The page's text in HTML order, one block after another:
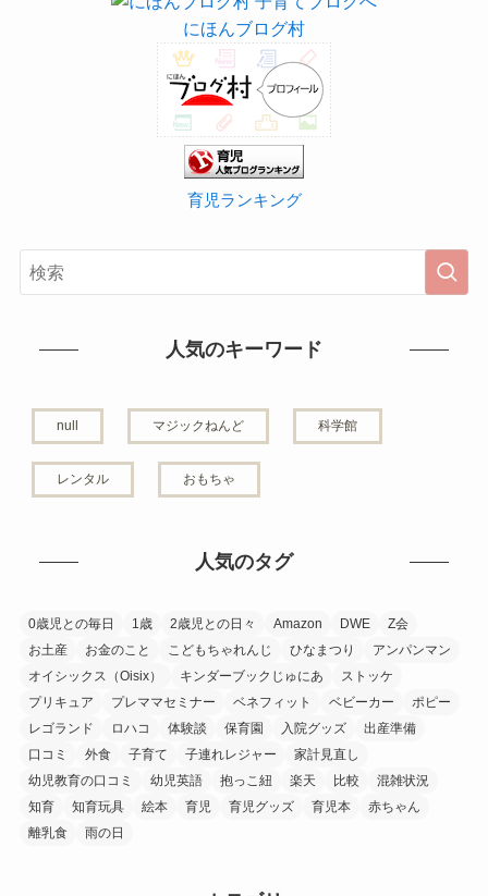
にほんブログ村
育児ランキング
人気のキーワード
null マジックねんど 科学館
レンタル おもちゃ
人気のタグ
0歳児との毎日 1歳 2歳児との日々 Amazon DWE
Z会
お土産
お金のこと こどもちゃれんじ ひなまつり
アンパンマン
オイシックス（Oisix）
キンダーブックじゅにあ
ストッケ
プリキュア
プレママセミナー ベネフィット ベビーカー
ポピー
レゴランド
ロハコ 体験談 保育園 入院グッズ
出産準備
口コミ
外食 子育て 子連れレジャー
家計見直し
幼児教育の口コミ
幼児英語 抱っこ紐 楽天 比較
混雑状況
知育
知育玩具 絵本 育児 育児グッズ 育児本
赤ちゃん
離乳食
雨の日